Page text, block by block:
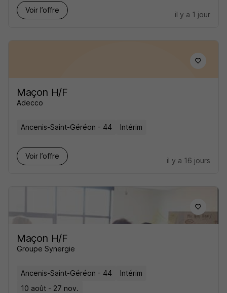
Voir l’offre
il y a 1 jour
Maçon H/F
Adecco
Ancenis-Saint-Géréon - 44 Intérim
Voir l’offre
il y a 16 jours
Maçon H/F
Groupe Synergie
Ancenis-Saint-Géréon - 44
Intérim
10 août - 27 nov.